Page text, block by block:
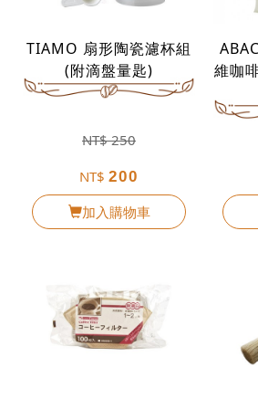
TIAMO 扇形陶瓷濾杯組
(附滴盤量匙)
NT$250
NT$ 200
加入購物車
維咖